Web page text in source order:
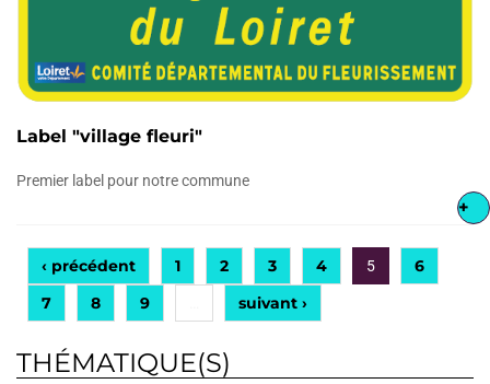
Label "village fleuri"
Premier label pour notre commune
+
‹ précédent 1 2 3 4 5
6
7
8 9 suivant ›
THÉMATIQUE(S)